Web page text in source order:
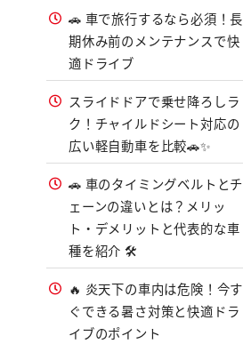
🚗 車で旅行するなら必須！長
期休み前のメンテナンスで快
適ドライブ
スライドドアで乗せ降ろしラ
ク！チャイルドシート対応の
広い軽自動車を比較🚗✨
🚗 車のタイミングベルトとチ
ェーンの違いとは？メリッ
ト・デメリットと代表的な車
種を紹介 🛠️
🔥 炎天下の車内は危険！今す
ぐできる暑さ対策と快適ドラ
イブのポイント